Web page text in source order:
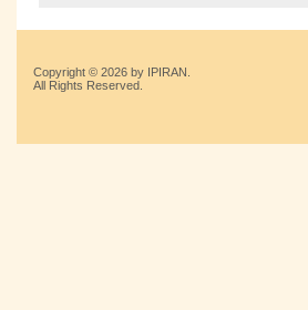
Copyright © 2026 by IPIRAN.
All Rights Reserved.